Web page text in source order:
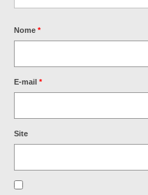
Nome *
E-mail *
Site